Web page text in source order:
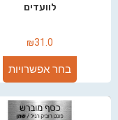
לוועדים
₪31.0
בחר אפשרויות